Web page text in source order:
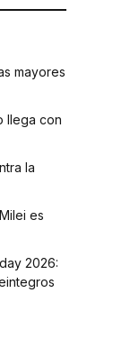
mayores
llega con
la
es
2026: